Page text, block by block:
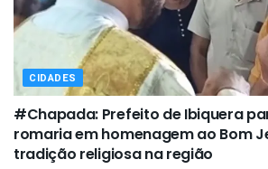
CIDADES
#Chapada: Prefeito de Ibiquera
romaria em homenagem ao Bom
tradição religiosa na região